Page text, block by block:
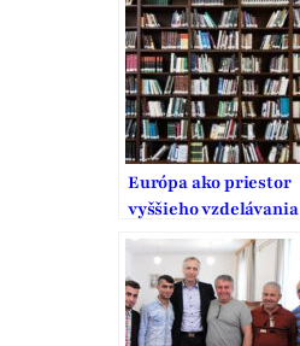
vodcovského typu
Európa ako priestor
vyššieho vzdelávania
a Slovensko